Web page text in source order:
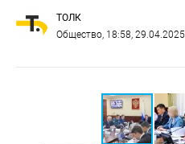
ТОЛК
Общество, 18:58, 29.04.2025